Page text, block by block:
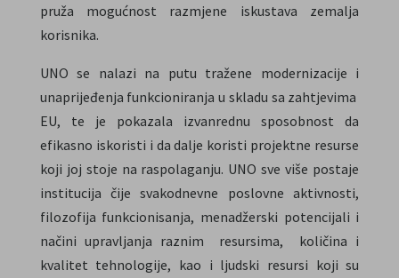
pruža mogućnost razmjene iskustava zemalja
korisnika.
UNO se nalazi na putu tražene modernizacije i
unaprijeđenja funkcioniranja u skladu sa zahtjevima
EU, te je pokazala izvanrednu sposobnost da
efikasno iskoristi i da dalje koristi projektne resurse
koji joj stoje na raspolaganju. UNO sve više postaje
institucija čije svakodnevne poslovne aktivnosti,
filozofija funkcionisanja, menadžerski potencijali i
načini upravljanja raznim resursima, količina i
kvalitet tehnologije, kao i ljudski resursi koji su